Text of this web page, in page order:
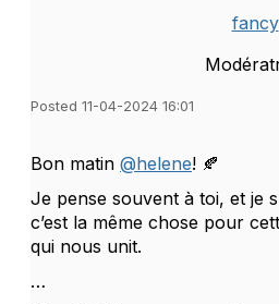
fancy
Posted 11-04-2024 16:01
Bon matin @helene! 🍂
Je pense souvent à toi, et je
c’est la même chose pour
qui nous unit.
…